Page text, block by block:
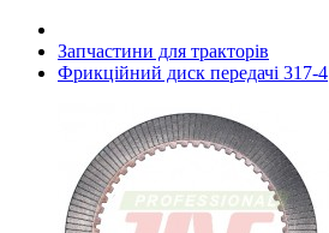
Запчастини для тракторів
Фрикційний диск передачі 317-4